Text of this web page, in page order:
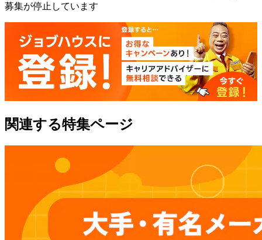
募集が停止しています
関連する特集ページ